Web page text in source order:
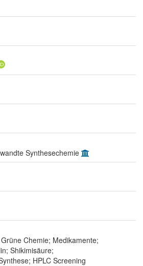
Synthesechemie
Chemie; Medikamente;
Shikimisäure;
HPLC Screening